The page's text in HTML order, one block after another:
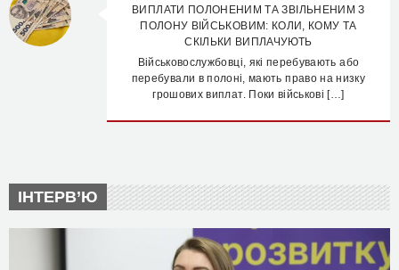
ВИПЛАТИ ПОЛОНЕНИМ ТА ЗВІЛЬНЕНИМ З
ПОЛОНУ ВІЙСЬКОВИМ: КОЛИ, КОМУ ТА
СКІЛЬКИ ВИПЛАЧУЮТЬ
Військовослужбовці, які перебувають або
перебували в полоні, мають право на низку
грошових виплат. Поки військові […]
ІНТЕРВ’Ю